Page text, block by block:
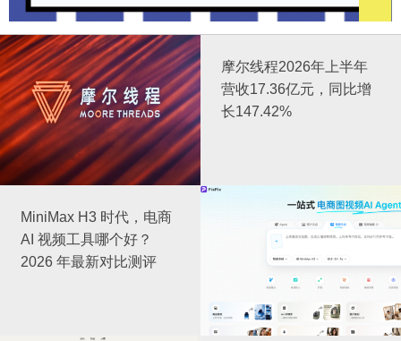
摩尔线程2026年上半年
营收17.36亿元，同比增
长147.42%
MiniMax H3 时代，电商
AI 视频工具哪个好？
2026 年最新对比测评